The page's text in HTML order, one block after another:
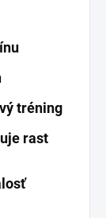
tréning
rast